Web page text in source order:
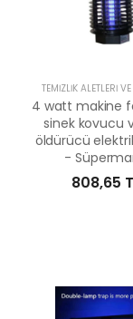
TEMIZLIK ALETLERI
4 watt makine
sinek kovucu
öldürücü
-
808,65